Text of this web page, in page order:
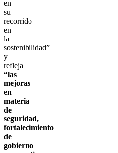
en
su
recorrido
en
la
sostenibilidad”
y
refleja
“las
mejoras
en
materia
de
seguridad,
fortalecimiento
de
gobierno